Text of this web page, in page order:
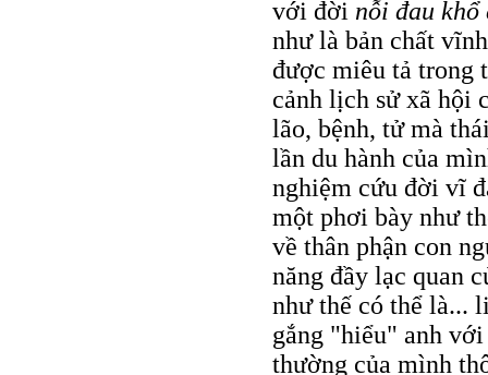
với đời nỗi đau
như là bản chất
được miêu tả trong
cảnh lịch sử xã hội
lão, bệnh, tử mà
lần du hành của
nghiệm cứu đời vĩ
một phơi bày như
về thân phận con
năng đầy lạc quan
như thế có thể là...
gắng "hiểu" anh
thường của mình